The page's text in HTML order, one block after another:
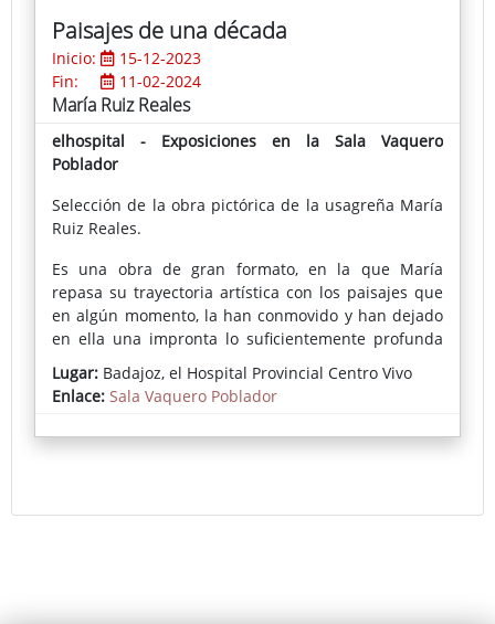
Paisajes de una década
Inicio:
15-12-2023
Fin:
11-02-2024
María Ruiz Reales
elhospital - Exposiciones en la Sala Vaquero
Poblador
Selección de la obra pictórica de la usagreña María
Ruiz Reales.
Es una obra de gran formato, en la que María
repasa su trayectoria artística con los paisajes que
en algún momento, la han conmovido y han dejado
en ella una impronta lo suficientemente profunda
misma explica, son el gesto, el grafismo, la mancha y
la materia sus medios de expresión y de
Lugar: Badajoz, el Hospital Provincial Centro Vivo
Enlace: Sala Vaquero Poblador